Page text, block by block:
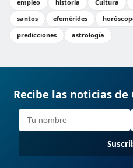
empleo
historia Cultura
santos
efemérides
predicciones
astrología
Recibe las noticias